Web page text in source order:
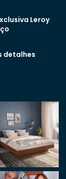
Leroy
detalhes